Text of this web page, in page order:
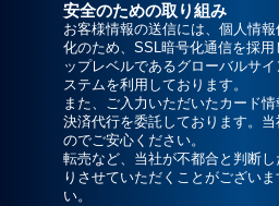
安全のための取り組み
お客様情報の送信には、個人情
化のため、SSL暗号化通信を採用
ップレベルであるグローバルサ
ステムを利用しております。
また、ご入力いただいたカード
決済代行を委託しております。
のでご安心ください。
転売など、当社が不都合と判断
りさせていただくことがござい
い。